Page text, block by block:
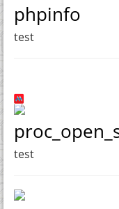
phpinfo
test
test